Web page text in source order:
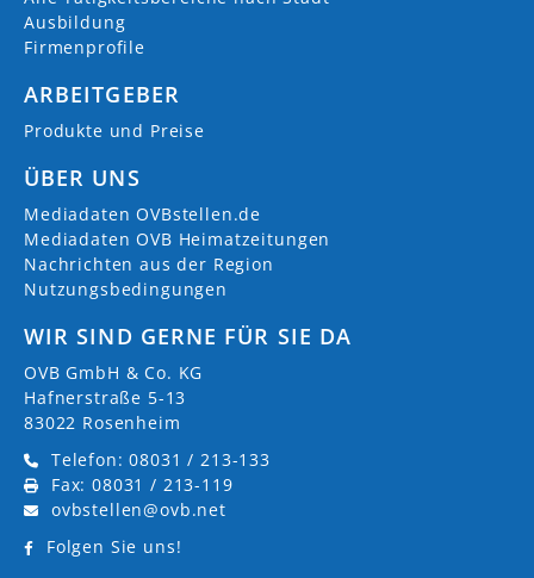
Ausbildung
Firmenprofile
ARBEITGEBER
Produkte und Preise
ÜBER UNS
Mediadaten OVBstellen.de
Mediadaten OVB Heimatzeitungen
Nachrichten aus der Region
Nutzungsbedingungen
WIR SIND GERNE FÜR SIE DA
OVB GmbH & Co. KG
Hafnerstraße 5-13
83022 Rosenheim
Telefon: 08031 / 213-133
Fax: 08031 / 213-119
ovbstellen@ovb.net
Folgen Sie uns!